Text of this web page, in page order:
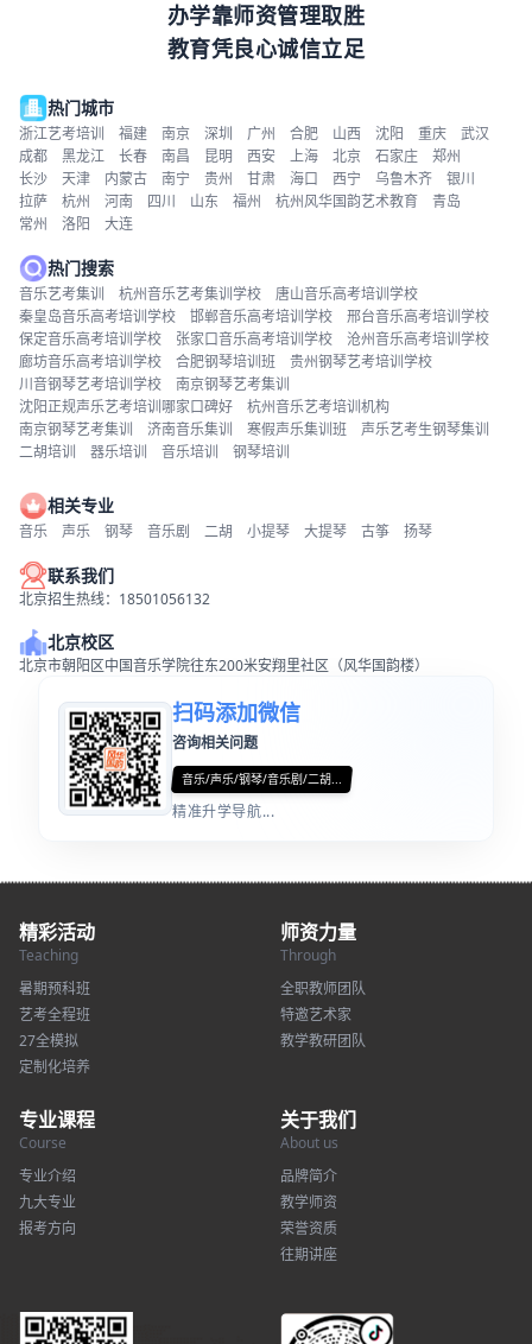
办学靠师资管理取胜
教育凭良心诚信立足
热门城市
浙江艺考培训 福建 南京 深圳 广州 合肥 山西 沈阳 重庆
武汉
成都
黑龙江 长春 南昌 昆明 西安 上海 北京 石家庄
郑州
长沙
天津 内蒙古 南宁 贵州 甘肃 海口 西宁 乌鲁木齐
银川
拉萨
杭州 河南 四川 山东 福州 杭州风华国韵艺术教育
青岛
常州
洛阳 大连
热门搜索
音乐艺考集训 杭州音乐艺考集训学校
唐山音乐高考培训学校
秦皇岛音乐高考培训学校
邯郸音乐高考培训学校
邢台音乐高考培训学校
保定音乐高考培训学校
张家口音乐高考培训学校
沧州音乐高考培训学校
廊坊音乐高考培训学校
合肥钢琴培训班
贵州钢琴艺考培训学校
川音钢琴艺考培训学校
南京钢琴艺考集训
沈阳正规声乐艺考培训哪家口碑好
杭州音乐艺考培训机构
南京钢琴艺考集训
济南音乐集训 寒假声乐集训班
声乐艺考生钢琴集训
二胡培训
器乐培训 音乐培训 钢琴培训
相关专业
音乐 声乐 钢琴 音乐剧 二胡 小提琴 大提琴 古筝 扬琴
联系我们
北京招生热线：18501056132
北京校区
北京市朝阳区中国音乐学院往东200米安翔里社区（风华国韵楼）
扫码添加微信
咨询相关问题
音乐/声乐/钢琴/音乐剧/二胡...
精准升学导航...
精彩活动
Teaching
暑期预科班
艺考全程班
27全模拟
定制化培养
师资力量
Through
全职教师团队
特邀艺术家
教学教研团队
专业课程
Course
专业介绍
九大专业
报考方向
关于我们
About us
品牌简介
教学师资
荣誉资质
往期讲座